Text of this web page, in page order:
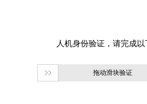
拖动滑块验证